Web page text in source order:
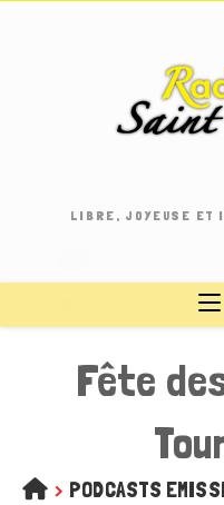
LIBRE, JOYEUSE ET
Fête
> PODCASTS